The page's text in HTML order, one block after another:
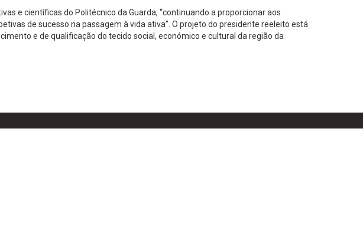
e científicas do Politécnico da Guarda, “continuando a proporcionar aos
de sucesso na passagem à vida ativa”. O projeto do presidente reeleito está
e de qualificação do tecido social, económico e cultural da região da